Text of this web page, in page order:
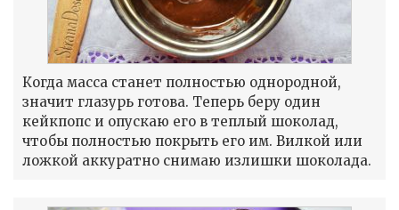
Когда масса станет полностью однородной,
значит глазурь готова. Теперь беру один
кейкпопс и опускаю его в теплый шоколад,
чтобы полностью покрыть его им. Вилкой или
ложкой аккуратно снимаю излишки шоколада.